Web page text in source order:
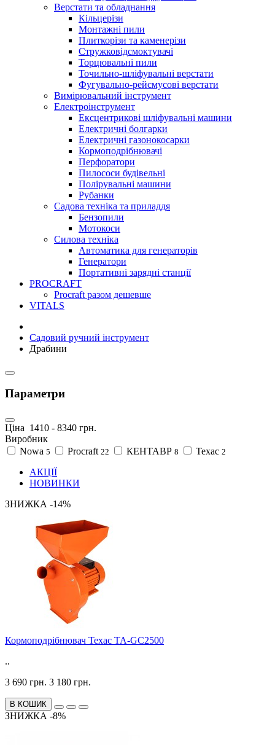
Верстати та обладнання
Кільцерізи
Монтажні пили
Плиткорізи та каменерізи
Стружковідсмоктувачі
Торцювальні пили
Точильно-шліфувальні верстати
Фугувально-рейсмусові верстати
Вимірювальний інструмент
Електроінструмент
Ексцентрикові шліфувальні машини
Електричні болгарки
Електричні газонокосарки
Кормоподрібнювачі
Перфоратори
Пилососи будівельні
Полірувальні машини
Рубанки
Садова техніка та приладдя
Бензопили
Мотокоси
Силова техніка
Автоматика для генераторів
Генератори
Портативні зарядні станції
PROCRAFT
Procraft разом дешевше
VITALS
Садовий ручний інструмент
Драбини
Параметри
Ціна 1410 - 8340 грн.
Виробник
Nowa 5 Procraft 22 КЕНТАВР 8 Техас 2
АКЦІЇ
НОВИНКИ
ЗНИЖКА -14%
Кормоподрібнювач Техас TA-GC2500
..
3 690 грн. 3 180 грн.
В КОШИК
ЗНИЖКА -8%